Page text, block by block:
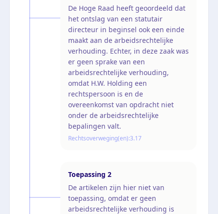
De Hoge Raad heeft geoordeeld dat
het ontslag van een statutair
directeur in beginsel ook een einde
maakt aan de arbeidsrechtelijke
verhouding. Echter, in deze zaak was
er geen sprake van een
arbeidsrechtelijke verhouding,
omdat H.W. Holding een
rechtspersoon is en de
overeenkomst van opdracht niet
onder de arbeidsrechtelijke
bepalingen valt.
Rechtsoverweging(en):3.17
Toepassing 2
De artikelen zijn hier niet van
toepassing, omdat er geen
arbeidsrechtelijke verhouding is